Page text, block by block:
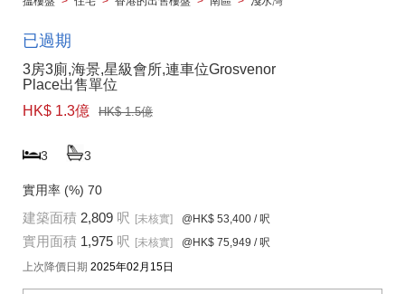
已過期
3房3廁,海景,星級會所,連車位Grosvenor
Place出售單位
HK$ 1.3億
HK$ 1.5億
3 3
實用率 (%) 70
建築面積 2,809 呎 [未核實] @HK$ 53,400 / 呎
實用面積 1,975 呎 [未核實] @HK$ 75,949 / 呎
上次降價日期 2025年02月15日